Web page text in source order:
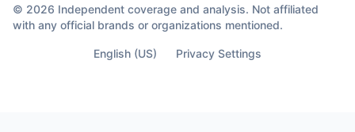
© 2026 Independent coverage and analysis. Not affiliated
with any official brands or organizations mentioned.
English (US) Privacy Settings